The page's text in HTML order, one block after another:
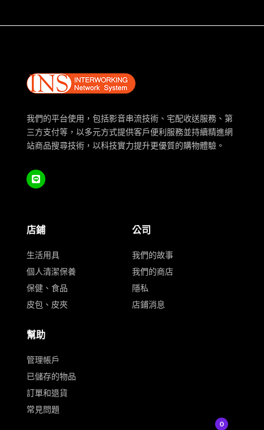
我們的平台使用，包括影音串流技術、宅配收送服務、第
三方支付等，以多元方式提供客戶便利服務並持續精進網
站商品搜尋技術，以科技實力提升更優質的購物體驗。
店鋪
生活用具
個人清潔保養
保健、食品
皮包、皮夾
公司
我們的故事
我們的商店
隱私
店鋪消息
幫助
管理帳戶
已儲存的物品
訂單和退貨
常見問題
0